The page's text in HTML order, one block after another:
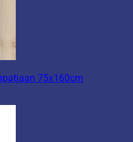
75x160cm